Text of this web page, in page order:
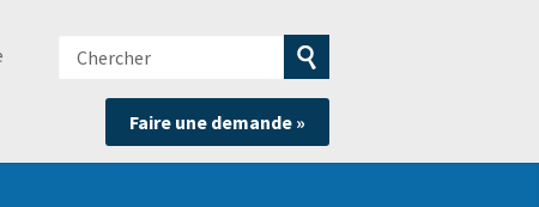
Chercher
Soumettre
la
recherche
Faire une demande »